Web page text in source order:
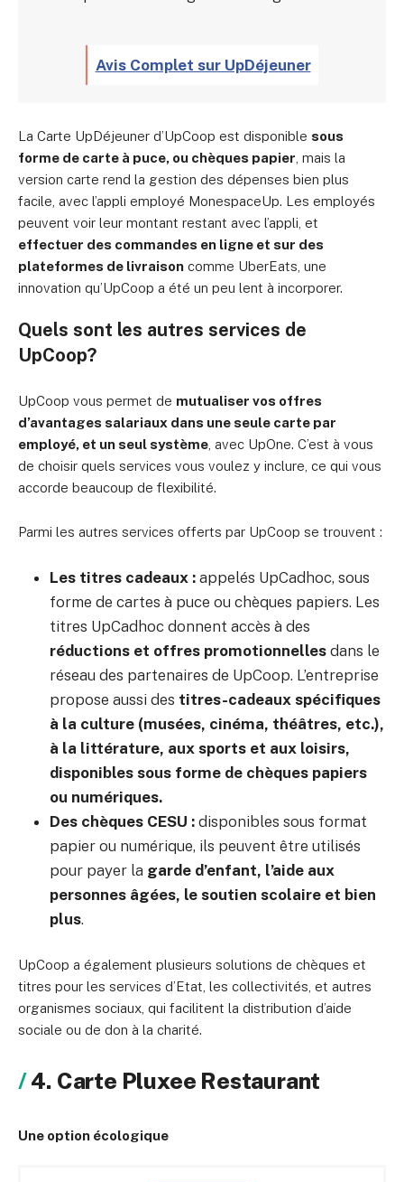
Avis Complet sur UpDéjeuner
La Carte UpDéjeuner d’UpCoop est disponible sous
forme de carte à puce, ou chèques papier , mais la
version carte rend la gestion des dépenses bien plus
facile, avec l’appli employé MonespaceUp. Les employés
peuvent voir leur montant restant avec l’appli, et
effectuer des commandes en ligne et sur des
plateformes de livraison comme UberEats, une
innovation qu’UpCoop a été un peu lent à incorporer.
Quels sont les autres services de
UpCoop?
UpCoop vous permet de mutualiser vos offres
d’avantages salariaux dans une seule carte par
employé, et un seul système , avec UpOne. C’est à vous
de choisir quels services vous voulez y inclure, ce qui vous
accorde beaucoup de flexibilité.
Parmi les autres services offerts par UpCoop se trouvent :
Les titres cadeaux : appelés UpCadhoc, sous
forme de cartes à puce ou chèques papiers. Les
titres UpCadhoc donnent accès à des
réductions et offres promotionnelles dans le
réseau des partenaires de UpCoop. L’entreprise
propose aussi des titres-cadeaux spécifiques
à la culture (musées, cinéma, théâtres, etc.),
à la littérature, aux sports et aux loisirs,
disponibles sous forme de chèques papiers
ou numériques.
Des chèques CESU : disponibles sous format
papier ou numérique, ils peuvent être utilisés
pour payer la garde d’enfant, l’aide aux
personnes âgées, le soutien scolaire et bien
plus.
UpCoop a également plusieurs solutions de chèques et
titres pour les services d’Etat, les collectivités, et autres
organismes sociaux, qui facilitent la distribution d’aide
sociale ou de don à la charité.
4. Carte Pluxee Restaurant
Une option écologique